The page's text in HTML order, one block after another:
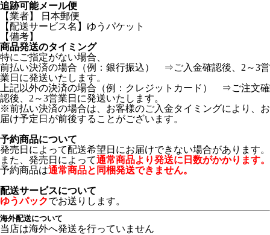
追跡可能メール便
【業者】 日本郵便
【配送サービス名】ゆうパケット
【備考】
商品発送のタイミング
特にご指定がない場合、
前払い決済の場合（例：銀行振込） ⇒ご入金確認後、2～3営
業日に発送いたします。
上記以外の決済の場合（例：クレジットカード） ⇒ご注文確
認後、2～3営業日に発送いたします。
※前払い決済の場合は、お客様のご入金タイミングにより、お
届け予定日が前後することがございます。
予約商品について
発売日によって配送希望日にお届けできない場合があります。
また、発売日によって通常商品より発送に日数がかかります。
予約商品は通常商品と同梱発送できません。
配送サービスについて
ゆうパックでお送りします。
海外配送について
当店は海外へ発送を行っていません